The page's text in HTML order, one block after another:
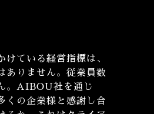
けている経営指標は、
ありません。従業員数
。AIBOU社を通じ
くの企業様と感謝し合